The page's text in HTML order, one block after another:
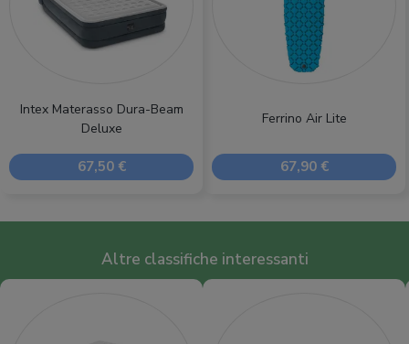
Intex Materasso Dura-Beam
Deluxe
67,50 €
Ferrino Air Lite
67,90 €
Altre classifiche interessanti